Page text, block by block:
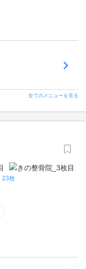
全てのメニューを見る
23枚